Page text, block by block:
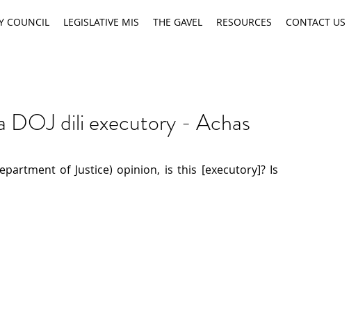
COUNCIL LEGISLATIVE MIS THE GAVEL RESOURCES CONTACT US
DOJ dili executory - Achas
of Justice) opinion, is this [executory]? Is